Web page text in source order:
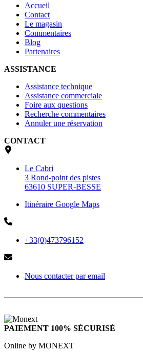
Accueil
Contact
Le magasin
Commentaires
Blog
Partenaires
ASSISTANCE
Assistance technique
Assistance commerciale
Foire aux questions
Recherche commentaires
Annuler une réservation
CONTACT
Le Cabri
3 Rond-point des pistes
63610 SUPER-BESSE
Itinéraire Google Maps
+33(0)473796152
Nous contacter par email
PAIEMENT 100% SÉCURISÉ
Online by MONEXT